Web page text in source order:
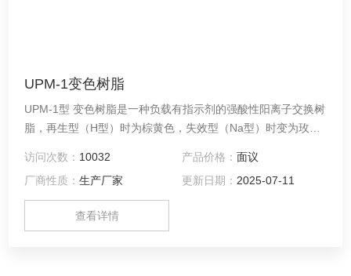
UPM-1变色树脂
UPM-1型 变色树脂是一种负载有指示剂的强酸性阳离子交换树
脂，再生型（H型）时为棕黄色，失效型（Na型）时变为玫瑰
处理混床出水的氢电导率。
访问次数： 10032 产品价格： 面议
厂商性质：生产厂家 更新日期： 2025-07-11
查看详情